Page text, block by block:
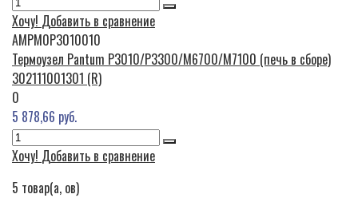
Хочу! Добавить в сравнение
AMPM0P3010010
Термоузел Pantum P3010/P3300/M6700/M7100 (печь в сборе)
302111001301 (R)
0
5 878,66 руб.
Хочу! Добавить в сравнение
5 товар(а, ов)